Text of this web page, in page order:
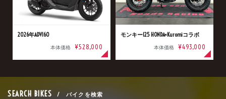
2026年ADV160
本体価格 ¥528,000
モンキー125 HONDA×Kuromiコラボ
本体価格 ¥493,000
SEARCH BIKES / バイクを検索